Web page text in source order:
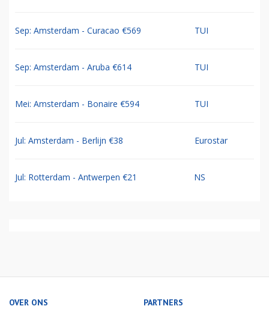
Sep: Amsterdam - Curacao €569 TUI
Sep: Amsterdam - Aruba €614 TUI
Mei: Amsterdam - Bonaire €594 TUI
Jul: Amsterdam - Berlijn €38 Eurostar
Jul: Rotterdam - Antwerpen €21 NS
OVER ONS PARTNERS